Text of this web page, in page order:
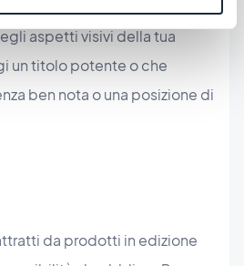
aspetti visivi della tua
un titolo potente o che
ben nota o una posizione di
da prodotti in edizione